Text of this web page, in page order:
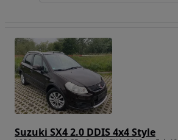
Suzuki SX4 2.0 DDIS 4x4 Style